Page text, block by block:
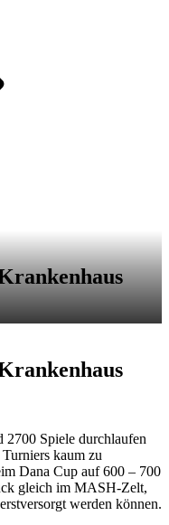
Spiele durchlaufen
kaum zu
Dana Cup auf 600 – 700
gleich im MASH-Zelt,
werden können.